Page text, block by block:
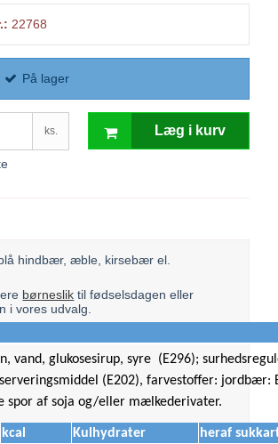
22768
På lager
ks. Læg i kurv
hindbær, æble, kirsebær el.
børneslik til fødselsdagen eller
i vores udvalg.
vand, glukosesirup, syre (E296);
(E202), farvestoffer:
spor af soja og/eller mælkederivater.
kcal Kulhydrater heraf